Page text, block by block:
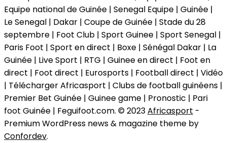
Equipe national de Guinée | Senegal Equipe | Guinée |
Le Senegal | Dakar | Coupe de Guinée | Stade du 28
septembre | Foot Club | Sport Guinee | Sport Senegal |
Paris Foot | Sport en direct | Boxe | Sénégal Dakar | La
Guinée | Live Sport | RTG | Guinee en direct | Foot en
direct | Foot direct | Eurosports | Football direct | Vidéo
| Télécharger Africasport | Clubs de football guinéens |
Premier Bet Guinée | Guinee game | Pronostic | Pari
foot Guinée | Feguifoot.com. © 2023Africasport -
Premium WordPress news & magazine theme by
Confordev.